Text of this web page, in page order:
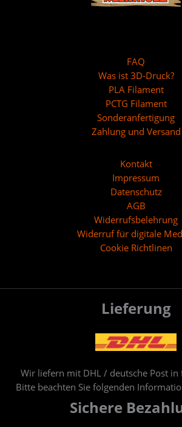
FAQ
Was ist 3D-Druck?
PLA Filament
PCTG Filament
Sonderanfertigung
Zahlung und Versand
Kontakt
Impressum
Datenschutz
AGB
Widerrufsbelehrung
Widerruf für digitale
Cookie Richtlinen
Lieferung
Wir liefern mit DHL / deutsche Post in
Bitte beachten Sie folgenden
Sichere